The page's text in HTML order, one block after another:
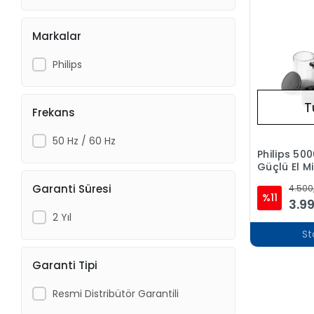
Markalar
Philips
Frekans
50 Hz / 60 Hz
Garanti Süresi
2 Yıl
Garanti Tipi
Resmi Distribütör Garantili
Philips
Güçlü El
Aparatı, 5
Turbo,
%11